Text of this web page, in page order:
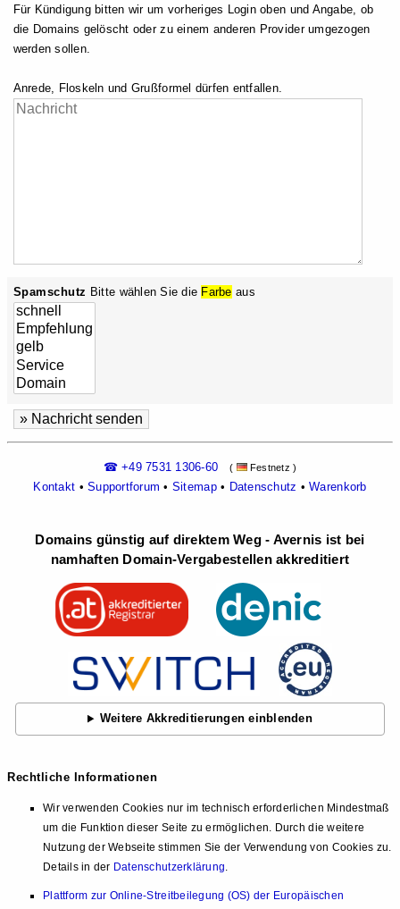
Für Kündigung bitten wir um vorheriges Login oben und Angabe, ob
die Domains gelöscht oder zu einem anderen Provider umgezogen
werden sollen.
Anrede, Floskeln und Grußformel dürfen entfallen.
Spamschutz Bitte wählen Sie die Farbe aus
☎ +49 7531 1306-60 ( Festnetz )
Kontakt •Supportforum • Sitemap• Datenschutz •Warenkorb
Domains günstig auf direktem Weg - Avernis ist bei
namhaften Domain-Vergabestellen akkreditiert
Weitere Akkreditierungen einblenden
Rechtliche Informationen
Wir verwenden Cookies nur im technisch erforderlichen Mindestmaß
um die Funktion dieser Seite zu ermöglichen. Durch die weitere
Nutzung der Webseite stimmen Sie der Verwendung von Cookies zu.
Details in der Datenschutzerklärung.
Plattform zur Online-Streitbeilegung (OS) der Europäischen